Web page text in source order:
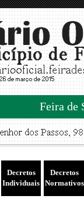
Feira de
Decretos
Individuais
Decretos
Normativos